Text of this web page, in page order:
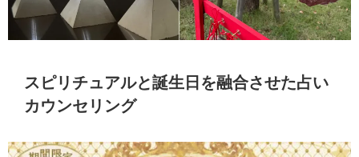
スピリチュアルと誕生日を融合させた占い
カウンセリング